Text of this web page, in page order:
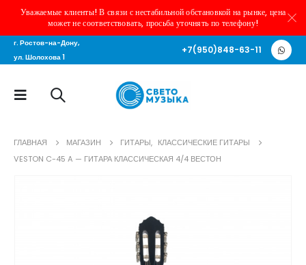
Уважаемые клиенты! В связи с нестабильной обстановкой на рынке, цена
может не соответствовать, просьба уточнять по телефону!
г. Ростов-на-Дону,
ул. Шолохова 1
+7(950)848-63-11
ГЛАВНАЯ МАГАЗИН ГИТАРЫ, КЛАССИЧЕСКИЕ ГИТАРЫ
VESTON C-45 A — ГИТАРА КЛАССИЧЕСКАЯ 4/4 ВЕСТОН